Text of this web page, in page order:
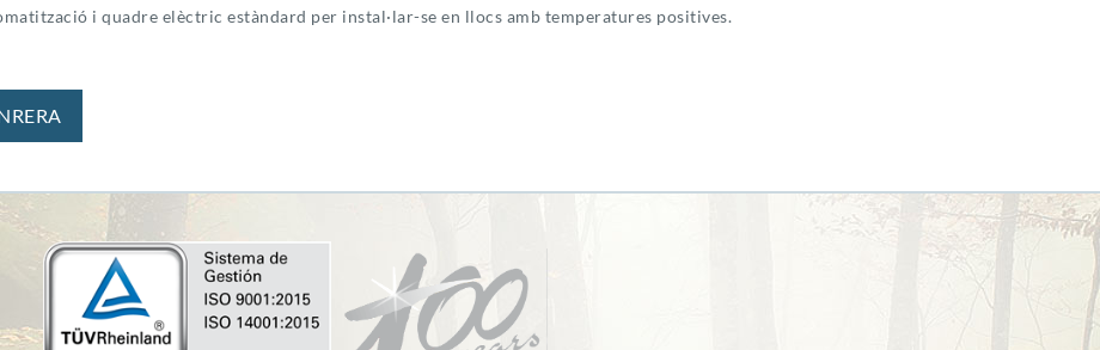
i quadre elèctric estàndard per instal·lar-se en llocs amb temperatures positives.